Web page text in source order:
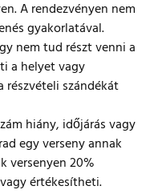
A rendezvényen nem
gyakorlatával.
nem tud részt venni a
a helyet vagy
részvételi szándékát
hiány, időjárás vagy
egy verseny annak
versenyen 20%
értékesítheti.